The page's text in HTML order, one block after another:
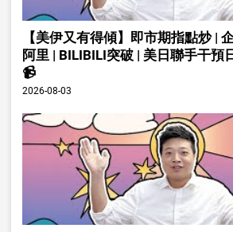
【美伊又有得傾】即市期指點炒 |
阿里 | BILIBILI突破 | 美日聯手干預
📹
2026-08-03